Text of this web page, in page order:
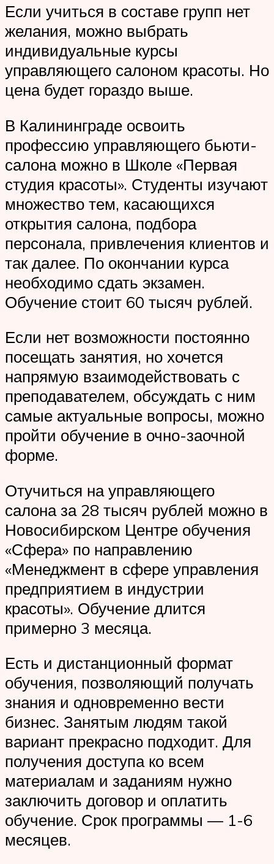
Если учиться в составе групп нет
желания, можно выбрать
индивидуальные курсы
управляющего салоном красоты. Но
цена будет гораздо выше.
В Калининграде освоить
профессию управляющего бьюти-
салона можно в Школе «Первая
студия красоты». Студенты изучают
множество тем, касающихся
открытия салона, подбора
персонала, привлечения клиентов и
так далее. По окончании курса
необходимо сдать экзамен.
Обучение стоит 60 тысяч рублей.
Если нет возможности постоянно
посещать занятия, но хочется
напрямую взаимодействовать с
преподавателем, обсуждать с ним
самые актуальные вопросы, можно
пройти обучение в очно-заочной
форме.
Отучиться на управляющего
салона за 28 тысяч рублей можно в
Новосибирском Центре обучения
«Сфера» по направлению
«Менеджмент в сфере управления
предприятием в индустрии
красоты». Обучение длится
примерно 3 месяца.
Есть и дистанционный формат
обучения, позволяющий получать
знания и одновременно вести
бизнес. Занятым людям такой
вариант прекрасно подходит. Для
получения доступа ко всем
материалам и заданиям нужно
заключить договор и оплатить
обучение. Срок программы — 1-6
месяцев.